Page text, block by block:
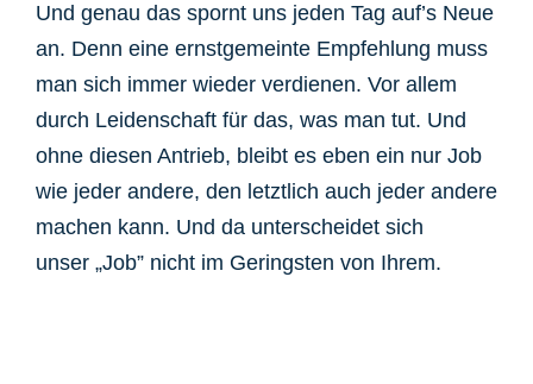
Und genau das spornt uns jeden Tag auf’s Neue
an. Denn eine ernstgemeinte Empfehlung muss
man sich immer wieder verdienen. Vor allem
durch Leidenschaft für das, was man tut. Und
ohne diesen Antrieb, bleibt es eben ein nur Job
wie jeder andere, den letztlich auch jeder andere
machen kann. Und da unterscheidet sich
unser „Job” nicht im Geringsten von Ihrem.